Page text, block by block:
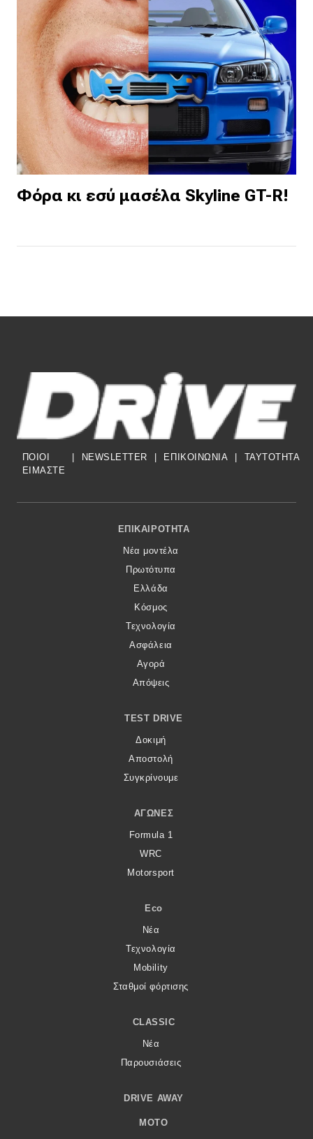
Φόρα κι εσύ μασέλα Skyline GT-R!
ΠΟΙΟΙ
ΕΙΜΑΣΤΕ
| NEWSLETTER | ΕΠΙΚΟΙΝΩΝΙΑ | TAYTOTHTA
Footer Menu
ΕΠΙΚΑΙΡΌΤΗΤΑ
Νέα μοντέλα
Πρωτότυπα
Ελλάδα
Κόσμος
Τεχνολογία
Ασφάλεια
Αγορά
Απόψεις
TEST DRIVE
Δοκιμή
Αποστολή
Συγκρίνουμε
ΑΓΏΝΕΣ
Formula 1
WRC
Motorsport
Eco
Νέα
Τεχνολογία
Mobility
Σταθμοί φόρτισης
CLASSIC
Νέα
Παρουσιάσεις
DRIVE AWAY
MOTO